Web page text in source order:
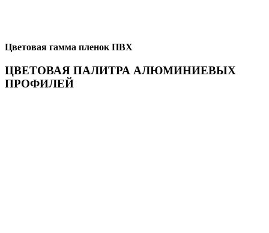
Цветовая гамма пленок ПВХ
ЦВЕТОВАЯ ПАЛИТРА АЛЮМИНИЕВЫХ
ПРОФИЛЕЙ